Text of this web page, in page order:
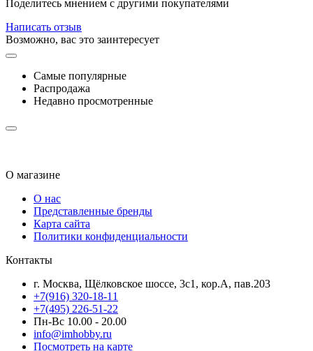
Поделитесь мнением с другими покупателями
Написать отзыв
Возможно, вас это заинтересует
Самые популярные
Распродажа
Недавно просмотренные
О магазине
О нас
Представленные бренды
Карта сайта
Политики конфиденциальности
Контакты
г. Москва, Щёлковское шоссе, 3с1, кор.А, пав.203
+7(916) 320-18-11
+7(495) 226-51-22
Пн-Вс 10.00 - 20.00
info@imhobby.ru
Посмотреть на карте